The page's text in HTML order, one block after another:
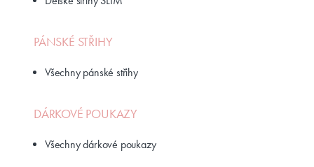
PÁNSKÉ STŘIHY
Všechny pánské střihy
DÁRKOVÉ POUKAZY
Všechny dárkové poukazy